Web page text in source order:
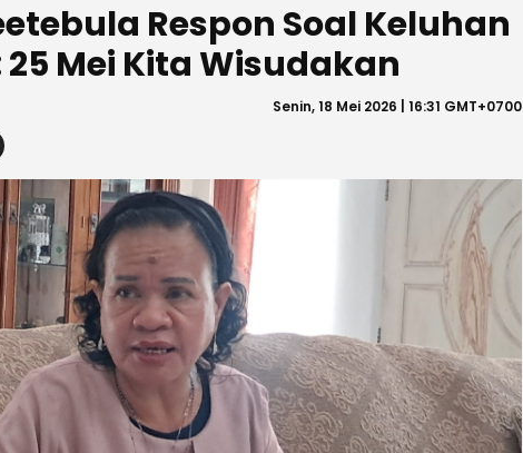
Respon Soal Keluhan
Mei Kita Wisudakan
Senin, 18 Mei 2026 | 16:31 GMT+0700